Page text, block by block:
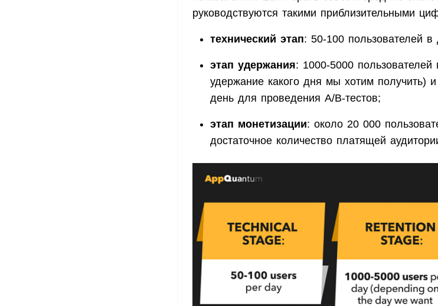
руководствуются такими приблизительными
технический этап: 50-100 пользователей в
этап удержания: 1000-5000 пользователей
удержание какого дня мы хотим получить)
день для проведения A/B-тестов;
этап монетизации: около 20 000
достаточное количество платящей